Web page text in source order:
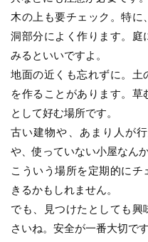
木の上も要チェック。特
洞部分によく作ります。庭
みるといいですよ。
地面の近くも忘れずに。土
を作ることがあります。
として好む場所です。
古い建物や、あまり人が
や、使っていない小屋なん
こういう場所を定期的に
きるかもしれません。
でも、見つけたとしても
さいね。安全が一番大切です